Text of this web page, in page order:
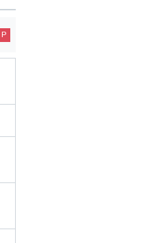
P